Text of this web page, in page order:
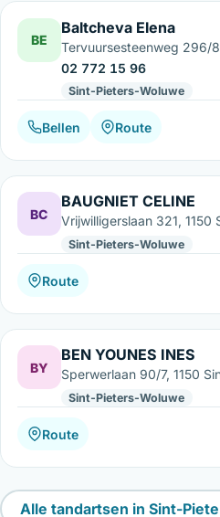
BE
Baltcheva Elena
Tervuursesteenweg 296/
02 772 15 96
Sint-Pieters-Woluwe
Bellen Route
BC
BAUGNIET CELINE
Vrijwilligerslaan 321, 1150
Sint-Pieters-Woluwe
Route
BY
BEN YOUNES INES
Sperwerlaan 90/7, 1150
Sint-Pieters-Woluwe
Route
Alle tandartsen in Sint-